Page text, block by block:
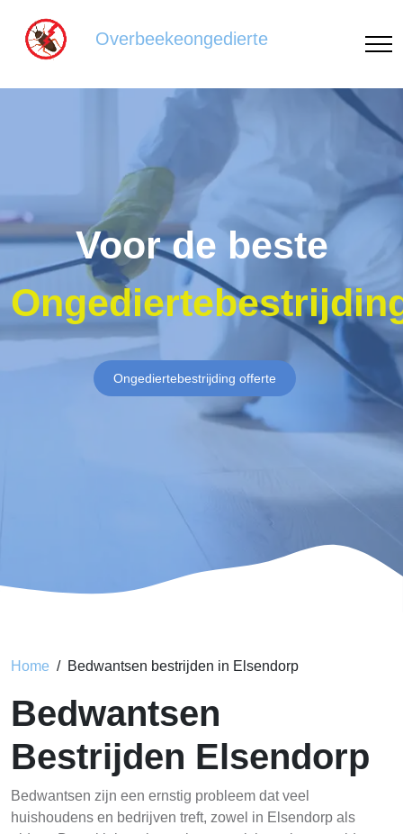
Overbeekeongedierte
Voor de beste
Ongediertebestrijding offerte
Home Bedwantsen bestrijden in Elsendorp
Bedwantsen
Bestrijden Elsendorp
Bedwantsen zijn een ernstig probleem dat veel
huishoudens en bedrijven treft, zowel in Elsendorp als